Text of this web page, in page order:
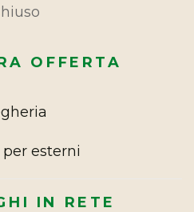
OFFERTA
esterni
IN RETE